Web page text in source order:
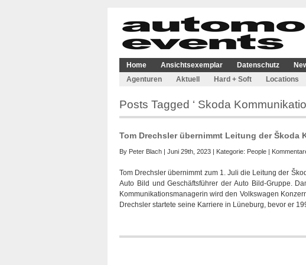
Home Ansichtsexemplar Datenschutz
Agenturen
Aktuell Hard + Soft Locations
Posts Tagged ‘ Skoda
Tom Drechsler übernimmt Leitung der Škoda
By Peter Blach | Juni 29th, 2023 | Kategorie: People |
Tom Drechsler übernimmt zum 1. Juli die Leitung der
Auto Bild und Geschäftsführer der Auto Bild-Gruppe.
Kommunikationsmanagerin wird den Volkswagen
Drechsler startete seine Karriere in Lüneburg, bevor er